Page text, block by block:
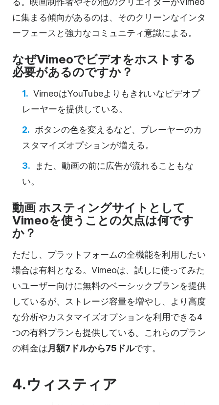
に集まる傾向があるのは、そのクリーンなインタ
ーフェースと強力なコミュニティ意識による。
なぜVimeoでビデオをホストする
必要があるのですか？
VimeoはYouTubeよりも きれいなビデオプ
レーヤーを提供している。
ボタンの色を変えるなど、プレーヤーのカ
スタマイズオプションが増える。
また、動画の前に広告が流れることもな
い。
動画 ホスティングサイトとして
Vimeoを使うことの欠点は何です
か？
ただし、プラットフォームの全機能を利用したい
場合は有料となる。Vimeoは、試しに使ってみた
いユーザー向けに無料のベーシックプランを提供
しているが、ストレージ容量を増やし、より高度
な分析やカスタマイズオプションを利用できる4
つの有料プランも提供している。これらのプラン
の料金は月額7ドルから75ドルです。
4.ウィスティア